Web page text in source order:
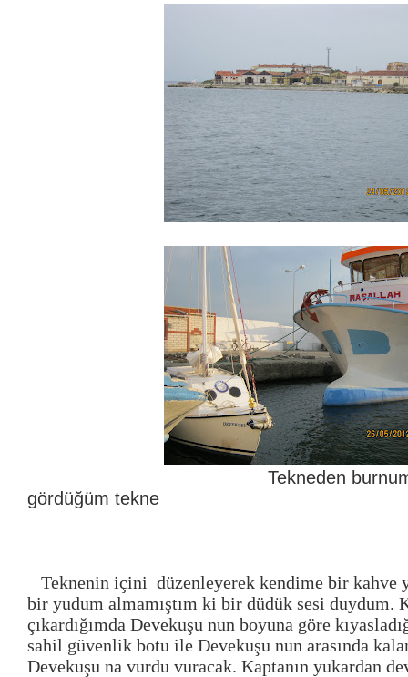
Tekneden burnumu
gördüğüm tekne
Teknenin içini düzenleyerek kendime bir kahve
bir yudum almamıştım ki bir düdük sesi duydum.
çıkardığımda Devekuşu nun boyuna göre
sahil güvenlik botu ile Devekuşu nun arasında
Devekuşu na vurdu vuracak. Kaptanın yukardan